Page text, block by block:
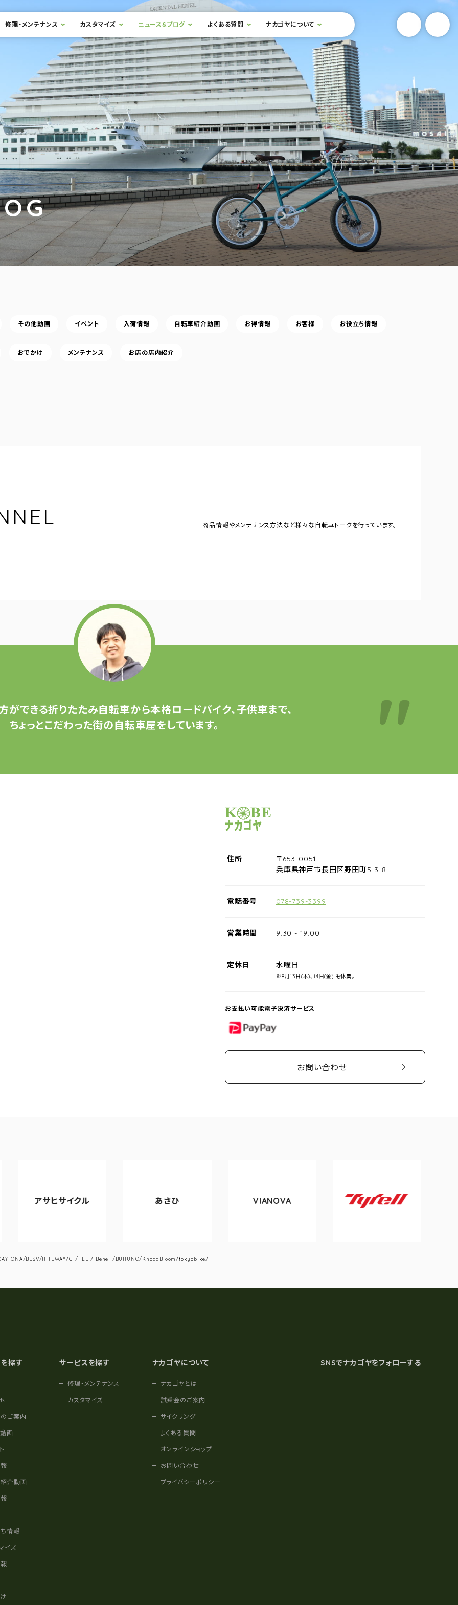
修理・メンテナンス カスタマイズ ニュース&ブログ よくある質問 ナカゴヤについて 検索フォームを開閉する YouTube
その他動画 イベント 入荷情報 自転車紹介動画 お得情報 お客様 お役立ち情報
おでかけ メンテナンス お店の店内紹介
商品情報やメンテナンス方法など様々な自転車トークを行っています。
ができる折りたたみ自転車から本格ロードバイク、子供車まで、
ちょっとこだわった街の自転車屋をしています。
サイクルショップナカゴヤ
住所
〒653-0051
兵庫県神戸市長田区野田町5-3-8
電話番号 078-739-3399
営業時間 9:30 - 19:00
定休日 水曜日
※8月13日(木)、14日(金) も休業。
お支払い可能電子決済サービス
PayPay
お問い合わせ
アサヒサイクル あさひ VIANOVA
Tyrell
BESV/RITEWAY/GT/FELT/ Beneli/BURUNO/KhodaBloom/tokyobike/
探す
ご案内
画
介動画
情報
イズ
サービスを探す
修理・メンテナンス
カスタマイズ
ナカゴヤについて
ナカゴヤとは
試乗会のご案内
サイクリング
よくある質問
オンラインショップ
お問い合わせ
プライバシーポリシー
SNSでナカゴヤをフォローする